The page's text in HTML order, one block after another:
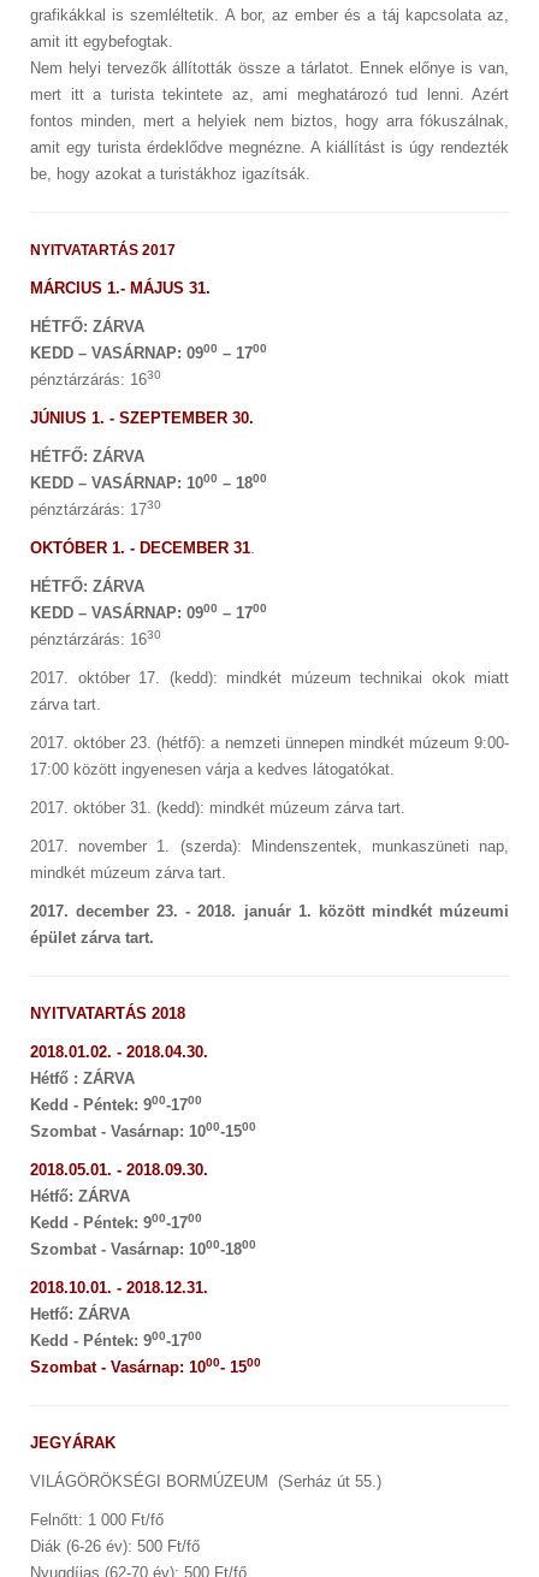
grafikákkal is szemléltetik. A bor, az ember és a táj kapcsolata az,
amit itt egybefogtak.
Nem helyi tervezők állították össze a tárlatot. Ennek előnye is van,
mert itt a turista tekintete az, ami meghatározó tud lenni. Azért
fontos minden, mert a helyiek nem biztos, hogy arra fókuszálnak,
amit egy turista érdeklődve megnézne. A kiállítást is úgy rendezték
be, hogy azokat a turistákhoz igazítsák.
NYITVATARTÁS 2017
MÁRCIUS 1.- MÁJUS 31.
HÉTFŐ: ZÁRVA
KEDD – VASÁRNAP: 0900 – 1700
pénztárzárás: 1630
JÚNIUS 1. - SZEPTEMBER 30.
HÉTFŐ: ZÁRVA
KEDD – VASÁRNAP: 1000 – 1800
pénztárzárás: 1730
OKTÓBER 1. - DECEMBER 31.
HÉTFŐ: ZÁRVA
KEDD – VASÁRNAP: 0900 – 1700
pénztárzárás: 1630
2017. október 17. (kedd): mindkét múzeum technikai okok miatt
zárva tart.
2017. október 23. (hétfő): a nemzeti ünnepen mindkét múzeum 9:00-
17:00 között ingyenesen várja a kedves látogatókat.
2017. október 31. (kedd): mindkét múzeum zárva tart.
2017. november 1. (szerda): Mindenszentek, munkaszüneti nap,
mindkét múzeum zárva tart.
2017. december 23. - 2018. január 1. között mindkét múzeumi
épület zárva tart.
NYITVATARTÁS 2018
2018.01.02. - 2018.04.30.
Hétfő : ZÁRVA
Kedd - Péntek: 900-1700
Szombat - Vasárnap: 1000-1500
2018.05.01. - 2018.09.30.
Hétfő: ZÁRVA
Kedd - Péntek: 900-1700
Szombat - Vasárnap: 1000-1800
2018.10.01. - 2018.12.31.
Hetfő: ZÁRVA
Kedd - Péntek: 900-1700
Szombat - Vasárnap: 1000- 1500
JEGYÁRAK
VILÁGÖRÖKSÉGI BORMÚZEUM (Serház út 55.)
Felnőtt: 1 000 Ft/fő
Diák (6-26 év): 500 Ft/fő
Nyugdíjas (62-70 év): 500 Ft/fő